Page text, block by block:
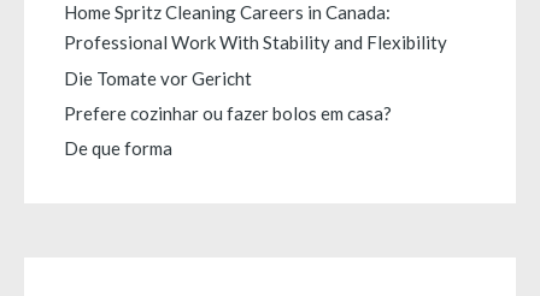
Home Spritz Cleaning Careers in Canada:
Professional Work With Stability and Flexibility
Die Tomate vor Gericht
Prefere cozinhar ou fazer bolos em casa?
De que forma